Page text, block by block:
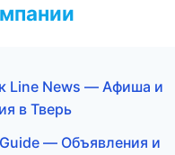
Line News — Афиша и
в Тверь
— Объявления и